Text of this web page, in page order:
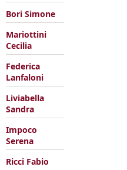
Bori Simone
Mariottini
Cecilia
Federica
Lanfaloni
Liviabella
Sandra
Impoco
Serena
Ricci Fabio